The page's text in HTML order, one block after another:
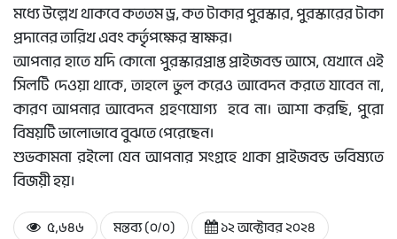
মধ্যে উল্লেখ থাকবে কততম ড্র, কত টাকার পুরস্কার, পুরস্কারের টাকা
প্রদানের তারিখ এবং কর্তৃপক্ষের স্বাক্ষর।
আপনার হাতে যদি কোনো পুরস্কারপ্রাপ্ত প্রাইজবন্ড আসে, যেখানে এই
সিলটি দেওয়া থাকে, তাহলে ভুল করেও আবেদন করতে যাবেন না,
কারণ আপনার আবেদন গ্রহণযোগ্য হবে না। আশা করছি, পুরো
বিষয়টি ভালোভাবে বুঝতে পেরেছেন।
শুভকামনা রইলো যেন আপনার সংগ্রহে থাকা প্রাইজবন্ড ভবিষ্যতে
বিজয়ী হয়।
৫,৬৪৬ মন্তব্য (০/০)
১২ অক্টোবর ২০২৪